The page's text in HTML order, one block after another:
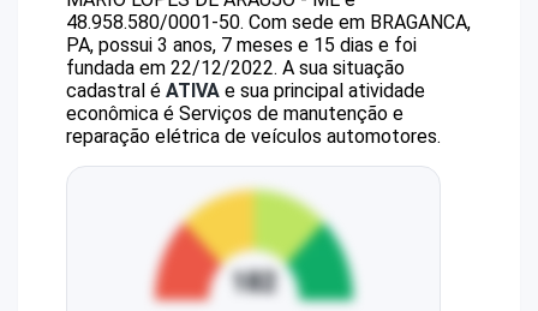
48.958.580/0001-50. Com sede em BRAGANCA,
PA, possui 3 anos, 7 meses e 15 dias e foi
fundada em 22/12/2022. A sua situação
cadastral é ATIVA e sua principal atividade
econômica é Serviços de manutenção e
reparação elétrica de veículos automotores.